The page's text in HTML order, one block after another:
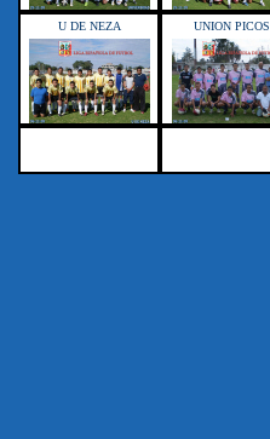
U DE NEZA UNION PICOS